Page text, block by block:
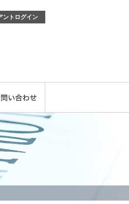
ントログイン